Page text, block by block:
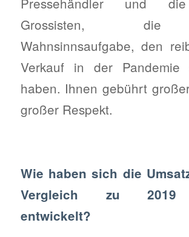
Grossisten,
Wahnsinnsaufgabe, den
Verkauf in der Pandemie
haben. Ihnen gebührt
großer Respekt.
Wie haben sich die
Vergleich zu 2019
entwickelt?